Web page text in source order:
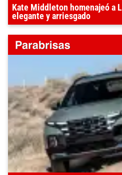
Kate Middleton homenajeó a
elegante y arriesgado